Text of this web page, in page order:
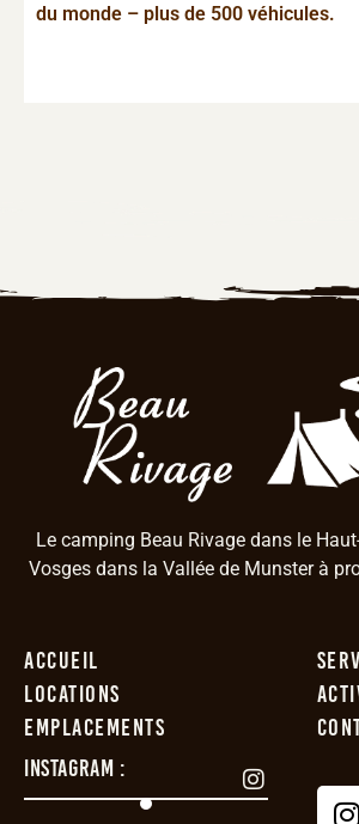
du monde – plus de 500 véhicules.
Le camping Beau Rivage dans le
Vosges dans la Vallée de Munster à
Accueil
Locations
Emplacements
Instagram :